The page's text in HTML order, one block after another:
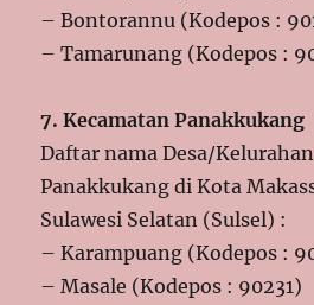
– Bontorannu (Kodepos :
– Tamarunang (Kodepos :
7. Kecamatan Panakkukang
Daftar nama Desa/
Panakkukang di Kota
Sulawesi Selatan (Sulsel) :
– Karampuang (Kodepos :
– Masale (Kodepos : 90231)